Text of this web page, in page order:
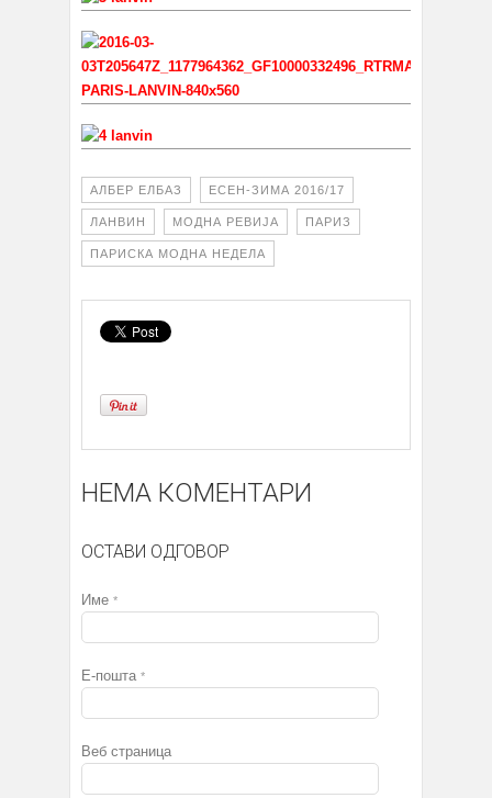
АЛБЕР ЕЛБАЗ ЕСЕН-ЗИМА 2016/17
ЛАНВИН МОДНА РЕВИЈА ПАРИЗ
ПАРИСКА МОДНА НЕДЕЛА
НЕМА КОМЕНТАРИ
ОСТАВИ ОДГОВОР
Име *
Е-пошта *
Веб страница